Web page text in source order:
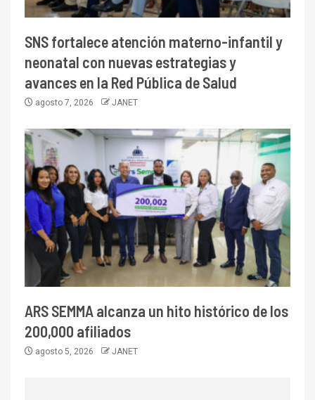
SNS fortalece atención materno-infantil y
neonatal con nuevas estrategias y
avances en la Red Pública de Salud
agosto 7, 2026 JANET
ARS SEMMA alcanza un hito histórico de los
200,000 afiliados
agosto 5, 2026 JANET